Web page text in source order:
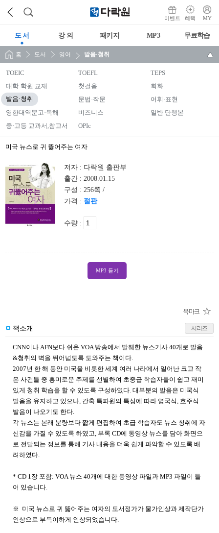
이벤트 혜택 MY
도 서 강 의 패키지 MP3 무료학습
홈 도서 영어 발음·청취
TOEIC TOEFL
TEPS
대학·학원 교재
첫걸음 회화
발음·청취 문법·작문
어휘·표현
영한대역문고·독해
비즈니스
일반 단행본
중·고등 교과서,참고서
OPIc
미국 뉴스로 귀 뚫어주는 여자
저자 : 다락원 출판부
출간 : 2008.01.15
구성 : 256쪽 /
가격 : 절판
수량 :
MP3 듣기
책소개 시리즈
CNN이나 AFN보다 쉬운 VOA 방송에서 발췌한 뉴스기사 40개로 발음
&청취의 벽을 뛰어넘도록 도와주는 책이다.
2007년 한 해 동안 미국을 비롯한 세계 여러 나라에서 일어난 크고 작
은 사건들 중 흥미로운 주제를 선별하여 초중급 학습자들이 쉽고 재미
있게 청취 학습을 할 수 있도록 구성하였다. 대부분의 발음은 미국식
발음을 유지하고 있으나, 간혹 특파원의 특성에 따라 영국식, 호주식
발음이 나오기도 한다.
각 뉴스는 본래 분량보다 짧게 편집하여 초급 학습자도 뉴스 청취에 자
신감을 가질 수 있도록 하였고, 부록 CD에 동영상 뉴스를 담아 화면으
로 전달되는 정보를 통해 기사 내용을 더욱 쉽게 파악할 수 있도록 배
려하였다.
* CD 1장 포함: VOA 뉴스 40개에 대한 동영상 파일과 MP3 파일이 들
어 있습니다.
※ 미국 뉴스로 귀 뚫어주는 여자의 도서정가가 물가인상과 제작단가
인상으로 부득이하게 인상되었습니다.